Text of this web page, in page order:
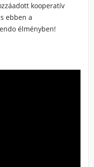
kooperatív
ebben a
élményben!